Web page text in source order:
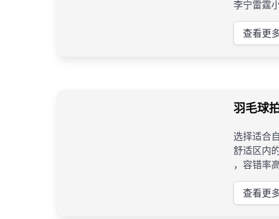
李宁雷霆
查看更
羽毛球
选择适合
舒适区内
，容错率
查看更